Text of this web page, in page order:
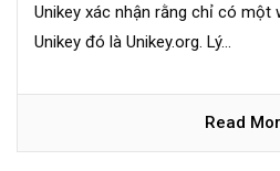
Unikey xác nhận rằng chỉ có
Unikey đó là Unikey.org. Lý...
Read